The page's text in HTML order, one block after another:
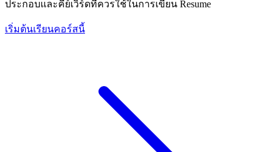
ประกอบและคีย์เวิร์ดที่ควรใช้ในการเขียน Resume
เริ่มต้นเรียนคอร์สนี้